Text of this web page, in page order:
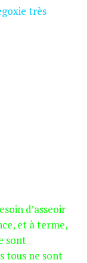
très
d’asseoir
et à terme,
sont
tous ne sont